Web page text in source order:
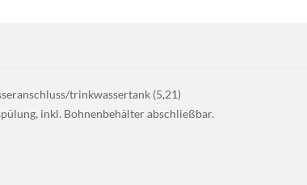
trinkwassertank (5,21)
inkl. Bohnenbehälter abschließbar.